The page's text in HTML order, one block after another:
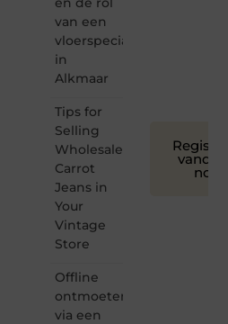
van een
vloerspecialist
in
Alkmaar
Tips for
Selling
Wholesale
Carrot
Jeans in
Your
Vintage
Store
Offline
ontmoeten
via een
nog